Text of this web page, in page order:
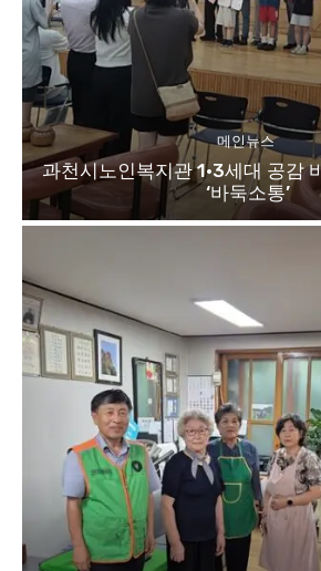
메인뉴스
과천시노인복지관 1·3세대 공감
‘바둑소통’